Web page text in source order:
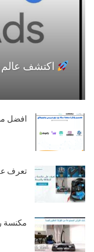
اكتشف عالم
افضل
تعرف
مكنسة